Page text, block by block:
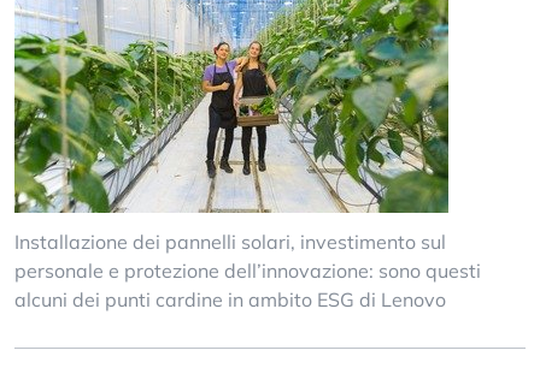
Installazione dei pannelli solari, investimento sul
personale e protezione dell’innovazione: sono questi
alcuni dei punti cardine in ambito ESG di Lenovo